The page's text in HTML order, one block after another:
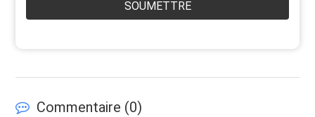
SOUMETTRE
Commentaire (0)